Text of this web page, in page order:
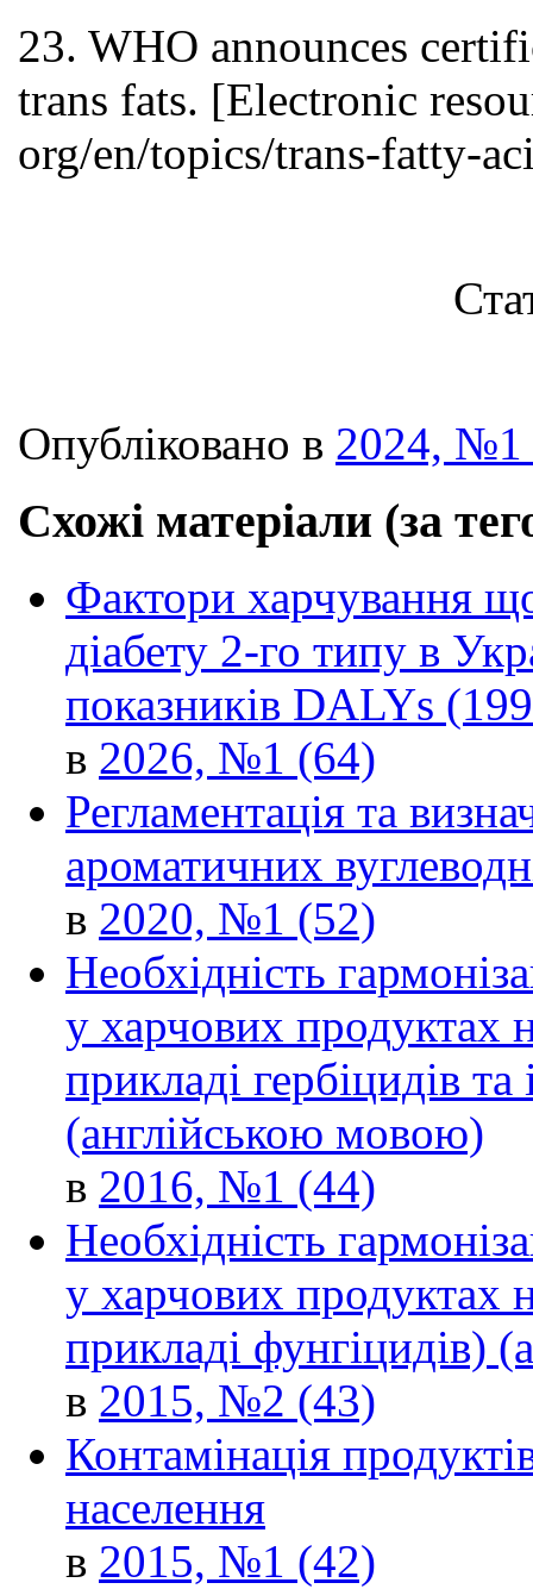
23. WHO announces
trans fats. [Electronic
org/en/topics/trans-fatty-
Опубліковано в 2024, №1
Схожі матеріали (за
Фактори харчування
діабету 2-го типу в
показників DALYs
в 2026, №1 (64)
Регламентація та
ароматичних
в 2020, №1 (52)
Необхідність
у харчових продуктах
прикладі гербіцидів
(англійською мовою)
в 2016, №1 (44)
Необхідність
у харчових продуктах
прикладі фунгіцидів)
в 2015, №2 (43)
Контамінація
населення
в 2015, №1 (42)